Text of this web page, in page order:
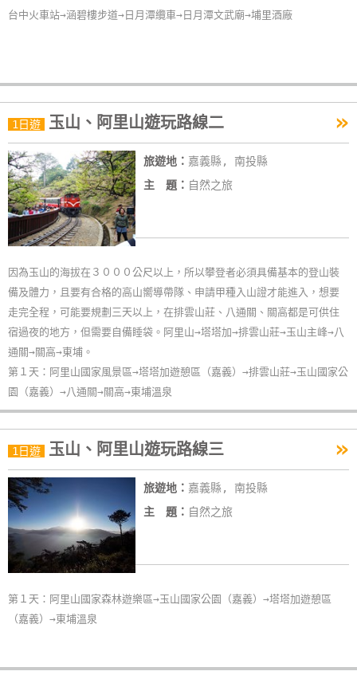
房
據
合
作
提
飯
店
合
作
廠
商
合
作
旅
伴
劃
商
傳
台中火車站→涵碧樓步道→日月潭纜車→日月潭文武廟→埔里酒廠
1日遊 玉山、阿里山遊玩路線二 »
旅遊地： 嘉義縣, 南投縣
主 題： 自然之旅
因為玉山的海拔在３０００公尺以上，所以攀登者必須具備基本的登山裝
備及體力，且要有合格的高山嚮導帶隊、申請甲種入山證才能進入，想要
走完全程，可能要規劃三天以上，在排雲山莊、八通關、關高都是可供住
宿過夜的地方，但需要自備睡袋。阿里山→塔塔加→排雲山莊→玉山主峰→八
通關→關高→東埔。
第１天：阿里山國家風景區→塔塔加遊憩區（嘉義）→排雲山莊→玉山國家公
園（嘉義）→八通關→關高→東埔溫泉
1日遊 玉山、阿里山遊玩路線三 »
旅遊地： 嘉義縣, 南投縣
主 題： 自然之旅
第１天：阿里山國家森林遊樂區→玉山國家公園（嘉義）→塔塔加遊憩區
（嘉義）→東埔溫泉